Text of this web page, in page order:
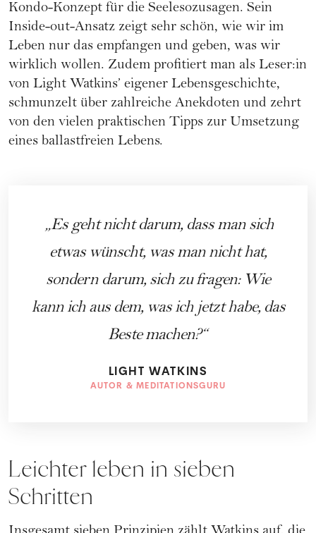
Kondo-Konzept für die Seelesozusagen. Sein
Inside-out-Ansatz zeigt sehr schön, wie wir im
Leben nur das empfangen und geben, was wir
wirklich wollen. Zudem profitiert man als Leser:in
von Light Watkins’ eigener Lebensgeschichte,
schmunzelt über zahlreiche Anekdoten und zehrt
von den vielen praktischen Tipps zur Umsetzung
eines ballastfreien Lebens.
Es geht nicht darum, dass man sich
etwas wünscht, was man nicht hat,
sondern darum, sich zu fragen: Wie
kann ich aus dem, was ich jetzt habe, das
Beste machen?
LIGHT WATKINS
AUTOR & MEDITATIONSGURU
Leichter leben in sieben
Schritten